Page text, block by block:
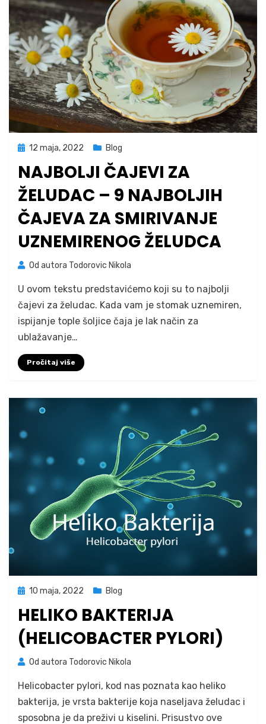
Posted
12 maja, 2022 Blog
NAJBOLJI ČAJEVI ZA
ŽELUDAC – 9 NAJBOLJIH
ČAJEVA ZA SMIRIVANJE
UZNEMIRENOG ŽELUDCA
Od autora Todorovic Nikola
U ovom tekstu predstavićemo koji su to najbolji
čajevi za želudac. Kada vam je stomak uznemiren,
ispijanje tople šoljice čaja je lak način za
ublažavanje…
Pročitaj više
Posted
10 maja, 2022 Blog
HELIKO BAKTERIJA
(HELICOBACTER PYLORI)
Od autora Todorovic Nikola
Helicobacter pylori, kod nas poznata kao heliko
bakterija, je vrsta bakterije koja naseljava želudac i
sposobna je da preživi u kiselini. Prisustvo ove